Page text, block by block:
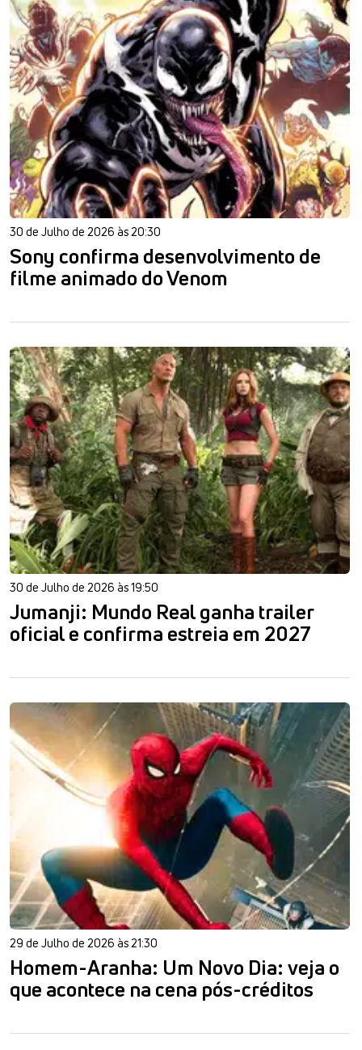
30 de Julho de 2026 às 20:30
Sony confirma desenvolvimento de
filme animado do Venom
30 de Julho de 2026 às 19:50
Jumanji: Mundo Real ganha trailer
oficial e confirma estreia em 2027
29 de Julho de 2026 às 21:30
Homem-Aranha: Um Novo Dia: veja o
que acontece na cena pós-créditos